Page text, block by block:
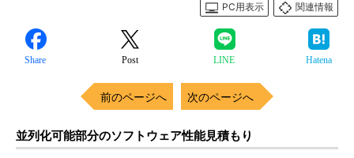
PC用表示
関連情報
Share Post LINE Hatena
前のページへ 次のページへ
並列化可能部分のソフトウェア性能見積もり